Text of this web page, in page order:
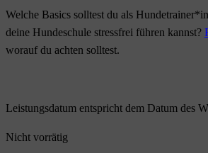
Welche Basics solltest du als
deine Hundeschule stressfrei führen kannst?
worauf du achten solltest.
Leistungsdatum entspricht dem Datum des
Nicht vorrätig